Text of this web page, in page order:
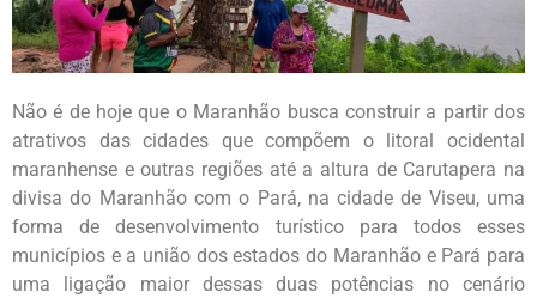
Não é de hoje que o Maranhão busca construir a partir dos
atrativos das cidades que compõem o litoral ocidental
maranhense e outras regiões até a altura de Carutapera na
divisa do Maranhão com o Pará, na cidade de Viseu, uma
forma de desenvolvimento turístico para todos esses
municípios e a união dos estados do Maranhão e Pará para
uma ligação maior dessas duas potências no cenário